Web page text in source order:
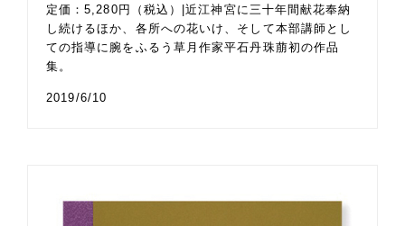
定価：5,280円（税込）|近江神宮に三十年間献花奉納
し続けるほか、各所への花いけ、そして本部講師とし
ての指導に腕をふるう草月作家平石丹珠萠初の作品
集。
2019/6/10